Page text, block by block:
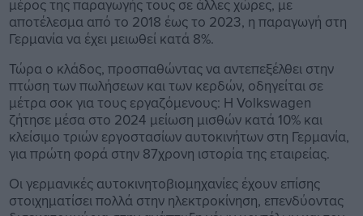
μέρος της παραγωγής τους σε άλλες χώρες, με
αποτέλεσμα από το 2018 έως το 2023, η παραγωγή στη
Γερμανία να έχει μειωθεί κατά 8%.
Τώρα ο κλάδος, προσπαθώντας να αντεπεξέλθει στην
πτώση των πωλήσεων και των κερδών, οδηγείται σε
μέτρα σοκ για τους εργαζόμενους: Η Volkswagen
ζήτησε μέσα στο 2024 μείωση μισθών κατά 10% και
κλείσιμο τριών εργοστασίων αυτοκινήτων στη Γερμανία,
για πρώτη φορά στην 87χρονη ιστορία της εταιρείας.
Οι γερμανικές αυτοκινητοβιομηχανίες έχουν επίσης
στοιχηματίσει πολλά στην ηλεκτροκίνηση, επενδύοντας